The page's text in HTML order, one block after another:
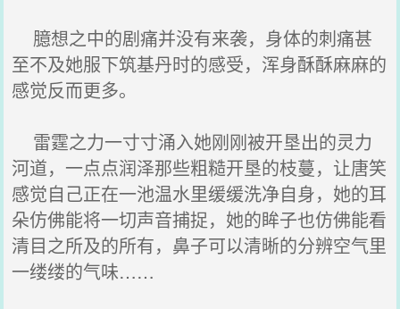
臆想之中的剧痛并没有来袭，身体的刺痛甚
至不及她服下筑基丹时的感受，浑身酥酥麻麻的
感觉反而更多。
雷霆之力一寸寸涌入她刚刚被开垦出的灵力
河道，一点点润泽那些粗糙开垦的枝蔓，让唐笑
感觉自己正在一池温水里缓缓洗净自身，她的耳
朵仿佛能将一切声音捕捉，她的眸子也仿佛能看
清目之所及的所有，鼻子可以清晰的分辨空气里
一缕缕的气味……